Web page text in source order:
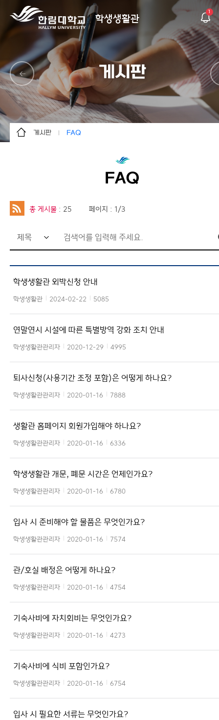
학생생활관
1
게시판
게시판
사이트맵
FAQ
FAQ
총 게시물 : 25 페이지 : 1/3
검
색
어
입
력
창
학생생활관 외박신청 안내
학생생활관 2024-02-22 5085
연말연시 시설에 따른 특별방역 강화 조치 안내
학생생활관관리자 2020-12-29 4995
퇴사신청(사용기간 조정 포함)은 어떻게 하나요?
학생생활관관리자 2020-01-16 7888
생활관 홈페이지 회원가입해야 하나요?
학생생활관관리자 2020-01-16 6336
학생생활관 개문, 폐문 시간은 언제인가요?
학생생활관관리자 2020-01-16 6780
입사 시 준비해야 할 물품은 무엇인가요?
학생생활관관리자 2020-01-16 7574
관/호실 배정은 어떻게 하나요?
학생생활관관리자 2020-01-16 4754
기숙사비에 자치회비는 무엇인가요?
학생생활관관리자 2020-01-16 4273
기숙사비에 식비 포함인가요?
학생생활관관리자 2020-01-16 6754
입사 시 필요한 서류는 무엇인가요?